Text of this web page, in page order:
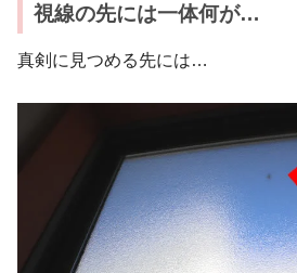
視線の先には一体何が…
真剣に見つめる先には…